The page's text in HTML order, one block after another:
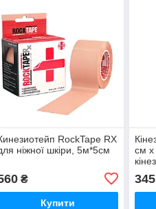
RockTape RX
ніжної шкіри, 5м*5см
₴
Купити
см х
345